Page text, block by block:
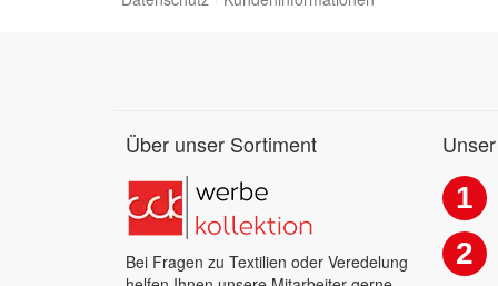
Über unser Sortiment
Bei Fragen zu Textilien oder Veredelung
1
2